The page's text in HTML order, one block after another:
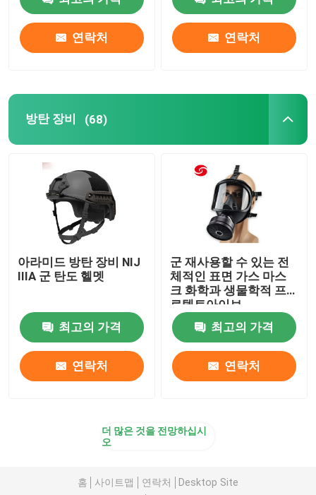
연락처 연락처
방탄 장비 (68)
아라미드 방탄 장비 NIJ
IIIA 군 탄도 헬멧
최고의 가격
연락처
군 재사용할 수 있는 전
체적인 표면 가스 마스
크 화학과 생물학적 프
로텍트아이브
최고의 가격
연락처
더 많은 것을 전망하십시
오
홈 사이트맵 연락처
Desktop Site